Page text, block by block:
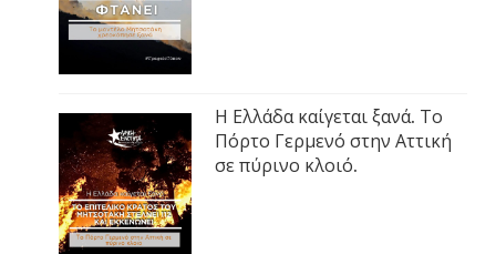
Η Ελλάδα καίγεται ξανά. Το
Πόρτο Γερμενό στην Αττική
σε πύρινο κλοιό.